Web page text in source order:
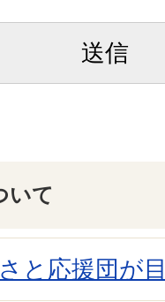
いて
と応援団が